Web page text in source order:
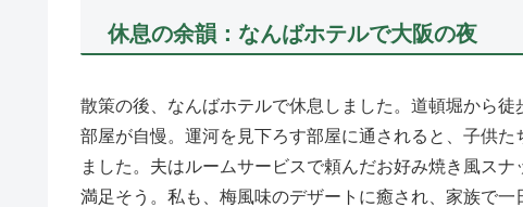
休息の余韻：なんばホテルで大阪の夜
散策の後、なんばホテルで休息しました。道頓堀から
部屋が自慢。運河を見下ろす部屋に通されると、子供た
ました。夫はルームサービスで頼んだお好み焼き風ス
満足そう。私も、梅風味のデザートに癒され、家族で